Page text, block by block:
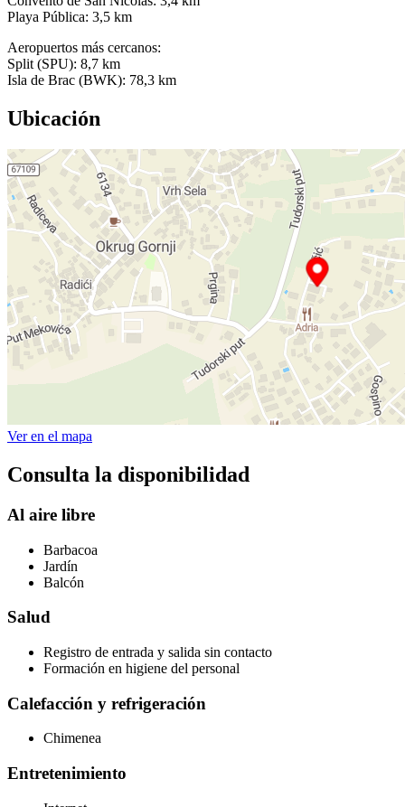
Playa Pública: 3,5 km
Aeropuertos más cercanos:
Split (SPU): 8,7 km
Isla de Brac (BWK): 78,3 km
Ubicación
Ver en el mapa
Consulta la disponibilidad
Al aire libre
Barbacoa
Jardín
Balcón
Salud
Registro de entrada y salida sin contacto
Formación en higiene del personal
Calefacción y refrigeración
Chimenea
Entretenimiento